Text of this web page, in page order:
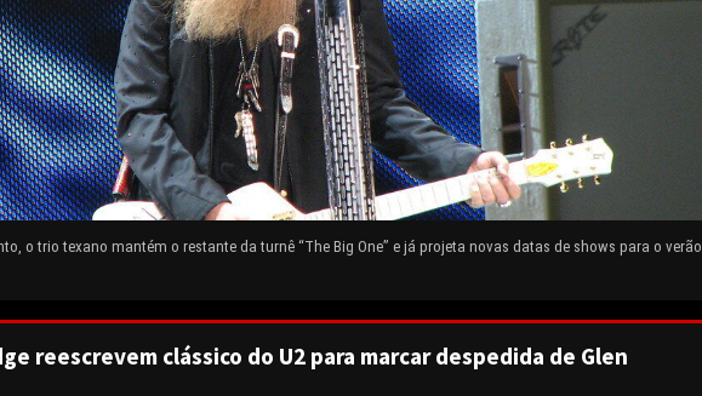
o trio texano mantém o restante da turnê “The Big One” e já projeta novas datas de shows para o verão
reescrevem clássico do U2 para marcar despedida de Glen